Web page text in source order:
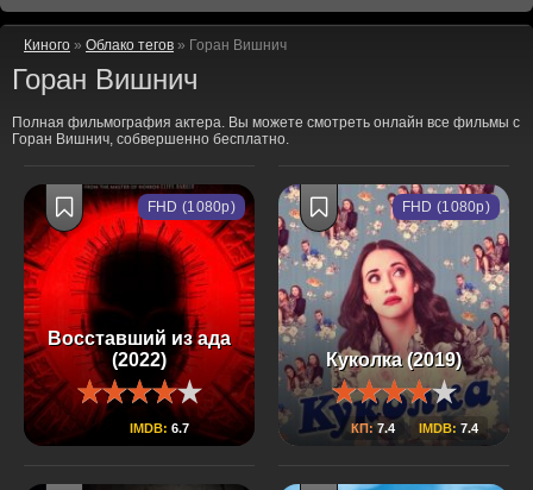
Киного » Облако тегов » Горан Вишнич
Горан Вишнич
Полная фильмография актера. Вы можете смотреть онлайн все фильмы с
Горан Вишнич, собвершенно бесплатно.
Восставший из ада
(2022)
IMDB: 6.7
FHD (1080p)
Куколка (2019)
КП:7.4 IMDB: 7.4
FHD (1080p)